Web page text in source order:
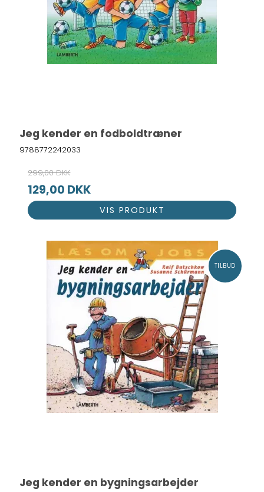
Jeg kender en fodboldtræner
9788772242033
299,00 DKK
129,00 DKK
VIS PRODUKT
TILBUD
Jeg kender en bygningsarbejder